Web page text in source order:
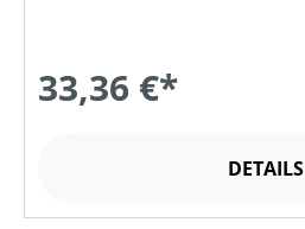
33,36 €*
DETAILS